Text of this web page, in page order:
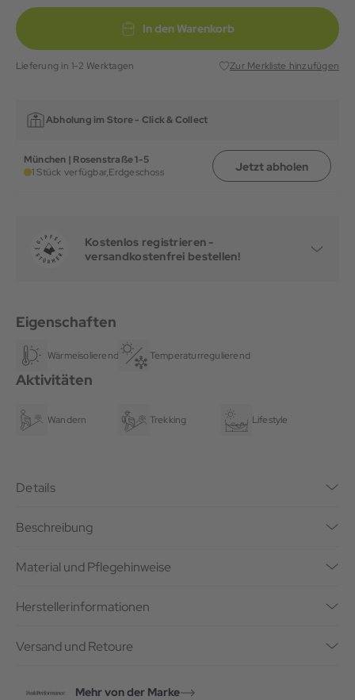
In den Warenkorb
Lieferung in 1-2 Werktagen Zur Merkliste hinzufügen
Abholung im Store - Click & Collect
München | Rosenstraße 1-5
1 Stück verfügbar,Erdgeschoss Jetzt abholen
Kostenlos registrieren -
versandkostenfrei bestellen!
Eigenschaften
Wärmeisolierend Temperaturregulierend
Aktivitäten
Wandern Trekking Lifestyle
Details
Beschreibung
Material und Pflegehinweise
Herstellerinformationen
Versand und Retoure
Mehr von der Marke